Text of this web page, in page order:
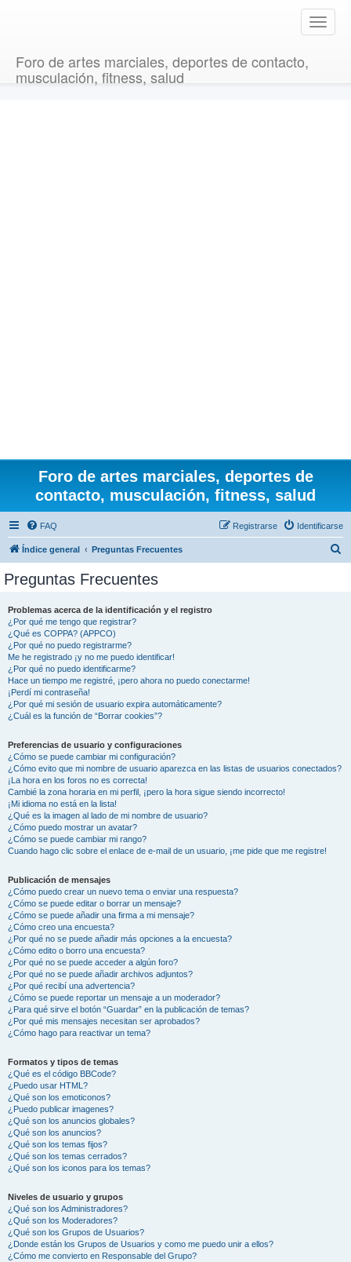
T
o
Foro de artes marciales, deportes de contacto,
musculación, fitness, salud
Foro de artes marciales, deportes de
contacto, musculación, fitness, salud
FAQ Identificarse
Registrarse
Índice general Preguntas Frecuentes
Preguntas Frecuentes
Problemas acerca de la identificación y el registro
¿Por qué me tengo que registrar?
¿Qué es COPPA? (APPCO)
¿Por qué no puedo registrarme?
Me he registrado ¡y no me puedo identificar!
¿Por qué no puedo identificarme?
Hace un tiempo me registré, ¡pero ahora no puedo conectarme!
¡Perdí mi contraseña!
¿Por qué mi sesión de usuario expira automáticamente?
¿Cuál es la función de “Borrar cookies”?
Preferencias de usuario y configuraciones
¿Cómo se puede cambiar mi configuración?
¿Cómo evito que mi nombre de usuario aparezca en las listas de usuarios conectados?
¡La hora en los foros no es correcta!
Cambié la zona horaria en mi perfil, ¡pero la hora sigue siendo incorrecto!
¡Mi idioma no está en la lista!
¿Qué es la imagen al lado de mi nombre de usuario?
¿Cómo puedo mostrar un avatar?
¿Cómo se puede cambiar mi rango?
Cuando hago clic sobre el enlace de e-mail de un usuario, ¡me pide que me registre!
Publicación de mensajes
¿Cómo puedo crear un nuevo tema o enviar una respuesta?
¿Cómo se puede editar o borrar un mensaje?
¿Cómo se puede añadir una firma a mi mensaje?
¿Cómo creo una encuesta?
¿Por qué no se puede añadir más opciones a la encuesta?
¿Cómo edito o borro una encuesta?
¿Por qué no se puede acceder a algún foro?
¿Por qué no se puede añadir archivos adjuntos?
¿Por qué recibí una advertencia?
¿Cómo se puede reportar un mensaje a un moderador?
¿Para qué sirve el botón “Guardar” en la publicación de temas?
¿Por qué mis mensajes necesitan ser aprobados?
¿Cómo hago para reactivar un tema?
Formatos y tipos de temas
¿Qué es el código BBCode?
¿Puedo usar HTML?
¿Qué son los emoticonos?
¿Puedo publicar imagenes?
¿Qué son los anuncios globales?
¿Qué son los anuncios?
¿Qué son los temas fijos?
¿Qué son los temas cerrados?
¿Qué son los iconos para los temas?
Niveles de usuario y grupos
¿Qué son los Administradores?
¿Qué son los Moderadores?
¿Qué son los Grupos de Usuarios?
¿Donde están los Grupos de Usuarios y como me puedo unir a ellos?
¿Cómo me convierto en Responsable del Grupo?